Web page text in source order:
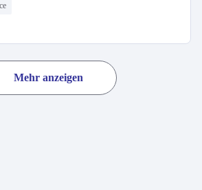
Mehr anzeigen